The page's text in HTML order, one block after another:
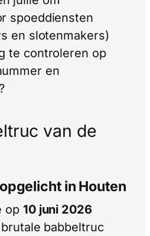
spoeddiensten
en slotenmakers)
te controleren op
en
van de
in Houten
op 10 juni 2026
babbeltruc